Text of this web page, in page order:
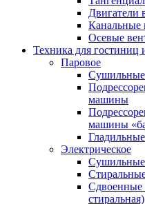
Двигатели
Канальные
Осевые
Техника для гостиниц
Паровое
машины
машины
Электрическое
стиральная)